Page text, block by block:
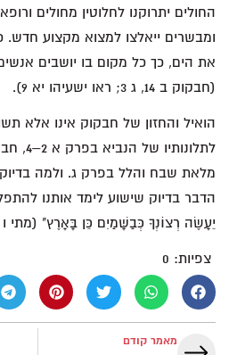
החולים יתרוקנו לחלוטין מחולים
ומבשרים ייאלצו למצוא מקצוע
את הים, כך כל מקום בו יושבים
(חבקוק ב 14, ג 3; ראו ישעיהו יא 9).
הואיל והחזון של חבקוק אינו אלא
מלאת שבח והלל בפרק ג. ולמה
הדבר בדיוק שישוע לימד אותנו
יֵעָשֶׂה רְצוֹנְךָ כְּבַשָּׁמַיִם כֵּן בָּאָרֶץ" (מתי ו 10).
צפיות: 0
מאמר קודם